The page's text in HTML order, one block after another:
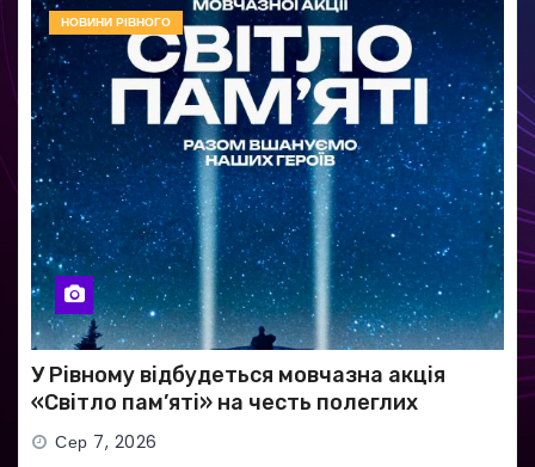
НОВИНИ РІВНОГО
У Рівному відбудеться мовчазна акція
«Світло пам’яті» на честь полеглих
Захисників
Сер 7, 2026